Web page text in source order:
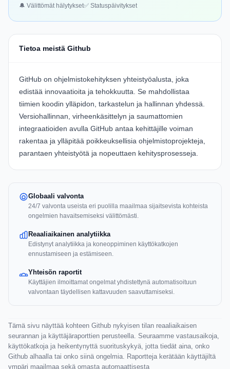
🔔 Välittömät hälytykset✅ Statuspäivitykset
Tietoa meistä Github
GitHub on ohjelmistokehityksen yhteistyöalusta, joka
edistää innovaatioita ja tehokkuutta. Se mahdollistaa
tiimien koodin ylläpidon, tarkastelun ja hallinnan yhdessä.
Versiohallinnan, virheenkäsittelyn ja saumattomien
integraatioiden avulla GitHub antaa kehittäjille voiman
rakentaa ja ylläpitää poikkeuksellisia ohjelmistoprojekteja,
parantaen yhteistyötä ja nopeuttaen kehitysprosesseja.
Globaali valvonta
24/7 valvonta useista eri puolilla maailmaa sijaitsevista kohteista
ongelmien havaitsemiseksi välittömästi.
Reaaliaikainen analytiikka
Edistynyt analytiikka ja koneoppiminen käyttökatkojen
ennustamiseen ja estämiseen.
Yhteisön raportit
Käyttäjien ilmoittamat ongelmat yhdistettynä automatisoituun
valvontaan täydellisen kattavuuden saavuttamiseksi.
Tämä sivu näyttää kohteen Github nykyisen tilan reaaliaikaisen
seurannan ja käyttäjäraporttien perusteella. Seuraamme vastausaikoja,
käyttökatkoja ja heikentynyttä suorituskykyä, jotta tiedät aina, onko
Github alhaalla tai onko siinä ongelmia. Raportteja kerätään käyttäjiltä
ympäri maailmaa sekä omasta automaattisesta